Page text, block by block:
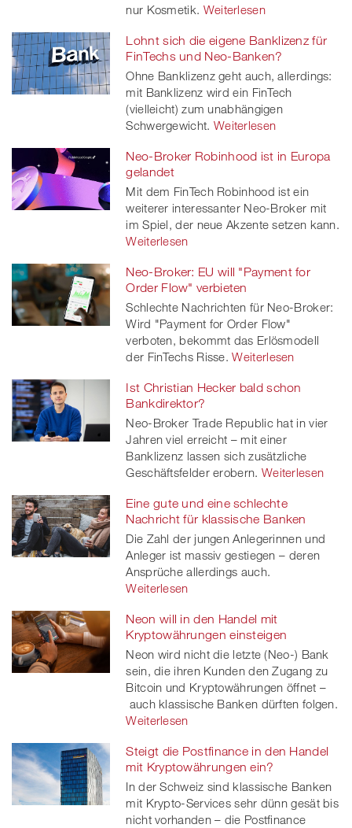
nur Kosmetik. Weiterlesen
Lohnt sich die eigene Banklizenz für
FinTechs und Neo-Banken?
Ohne Banklizenz geht auch, allerdings:
mit Banklizenz wird ein FinTech
(vielleicht) zum unabhängigen
Schwergewicht. Weiterlesen
Neo-Broker Robinhood ist in Europa
gelandet
Mit dem FinTech Robinhood ist ein
weiterer interessanter Neo-Broker mit
im Spiel, der neue Akzente setzen kann.
Weiterlesen
Neo-Broker: EU will "Payment for
Order Flow" verbieten
Schlechte Nachrichten für Neo-Broker:
Wird "Payment for Order Flow"
verboten, bekommt das Erlösmodell
der FinTechs Risse. Weiterlesen
Ist Christian Hecker bald schon
Bankdirektor?
Neo-Broker Trade Republic hat in vier
Jahren viel erreicht – mit einer
Banklizenz lassen sich zusätzliche
Geschäftsfelder erobern. Weiterlesen
Eine gute und eine schlechte
Nachricht für klassische Banken
Die Zahl der jungen Anlegerinnen und
Anleger ist massiv gestiegen – deren
Ansprüche allerdings auch.
Weiterlesen
Neon will in den Handel mit
Kryptowährungen einsteigen
Neon wird nicht die letzte (Neo-) Bank
sein, die ihren Kunden den Zugang zu
Bitcoin und Kryptowährungen öffnet –
auch klassische Banken dürften folgen.
Weiterlesen
Steigt die Postfinance in den Handel
mit Kryptowährungen ein?
In der Schweiz sind klassische Banken
mit Krypto-Services sehr dünn gesät bis
nicht vorhanden – die Postfinance